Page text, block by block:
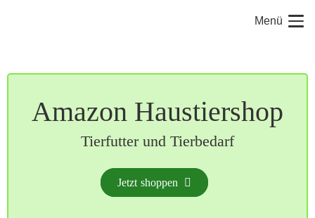
Menü
Amazon Haustiershop
Tierfutter und Tierbedarf
Jetzt shoppen